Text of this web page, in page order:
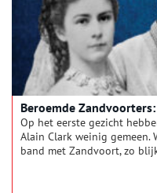
Beroemde
Op het eerste gezicht
Alain Clark weinig gemeen.
band met Zandvoort, zo